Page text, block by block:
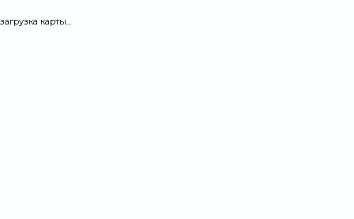
загрузка карты...